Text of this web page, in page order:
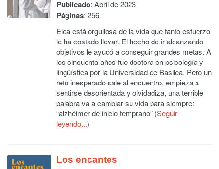
Publicado: Abril de 2023
Páginas: 256
Elea está orgullosa de la vida que tanto esfuerzo
le ha costado llevar. El hecho de ir alcanzando
objetivos le ayudó a conseguir grandes metas. A
los cincuenta años fue doctora en psicología y
lingüística por la Universidad de Basilea. Pero un
reto inesperado sale al encuentro, empieza a
sentirse desorientada y olvidadiza, una terrible
palabra va a cambiar su vida para siempre:
“alzhéimer de inicio temprano” (Seguir
leyendo...)
Los encantes